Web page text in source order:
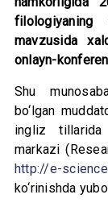
filologiyaning
mavzusida
onlayn-
Shu
bo‘lgan
ingliz tillarida
markazi
http://e-
ko‘rinishda